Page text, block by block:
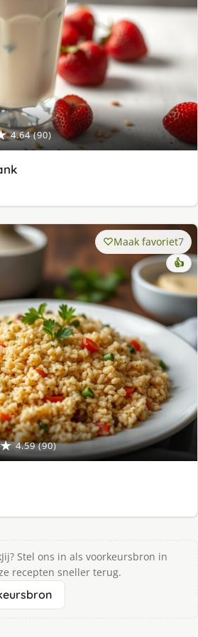
4.64 (90)
4.59 (90)
Maak favoriet7
👍
Stel ons in als voorkeursbron in
recepten sneller terug.